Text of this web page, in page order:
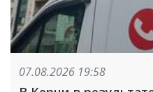
07.08.2026 19:58